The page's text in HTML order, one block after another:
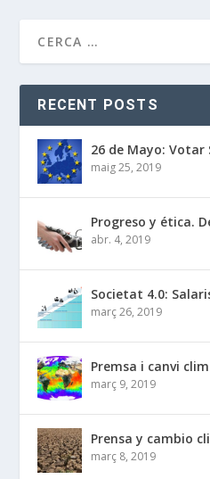
RECENT POSTS
26 de Mayo: Votar
maig 25, 2019
Progreso y ética.
abr. 4, 2019
Societat 4.0:
març 26, 2019
Premsa i canvi
març 9, 2019
Prensa y cambio
març 8, 2019